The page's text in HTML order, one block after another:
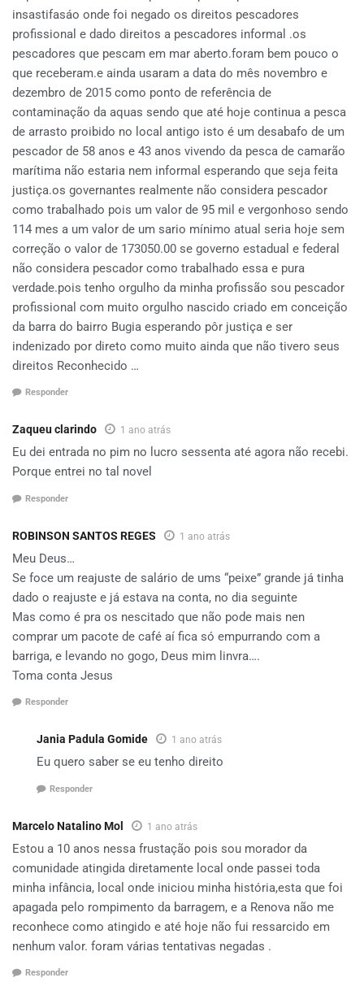
insastifasáo onde foi negado os direitos pescadores
profissional e dado direitos a pescadores informal .os
pescadores que pescam em mar aberto.foram bem pouco o
que receberam.e ainda usaram a data do mês novembro e
dezembro de 2015 como ponto de referência de
contaminação da aquas sendo que até hoje continua a pesca
de arrasto proibido no local antigo isto é um desabafo de um
pescador de 58 anos e 43 anos vivendo da pesca de camarão
marítima não estaria nem informal esperando que seja feita
justiça.os governantes realmente não considera pescador
como trabalhado pois um valor de 95 mil e vergonhoso sendo
114 mes a um valor de um sario mínimo atual seria hoje sem
correção o valor de 173050.00 se governo estadual e federal
não considera pescador como trabalhado essa e pura
verdade.pois tenho orgulho da minha profissão sou pescador
profissional com muito orgulho nascido criado em conceição
da barra do bairro Bugia esperando pôr justiça e ser
indenizado por direto como muito ainda que não tivero seus
direitos Reconhecido …
Responder
Zaqueu clarindo 1 ano atrás
Eu dei entrada no pim no lucro sessenta até agora não recebi.
Porque entrei no tal novel
Responder
ROBINSON SANTOS REGES 1 ano atrás
Meu Deus…
Se foce um reajuste de salário de ums “peixe” grande já tinha
dado o reajuste e já estava na conta, no dia seguinte
Mas como é pra os nescitado que não pode mais nen
comprar um pacote de café aí fica só empurrando com a
barriga, e levando no gogo, Deus mim linvra….
Toma conta Jesus
Responder
Jania Padula Gomide 1 ano atrás
Eu quero saber se eu tenho direito
Responder
Marcelo Natalino Mol 1 ano atrás
Estou a 10 anos nessa frustação pois sou morador da
comunidade atingida diretamente local onde passei toda
minha infância, local onde iniciou minha história,esta que foi
apagada pelo rompimento da barragem, e a Renova não me
reconhece como atingido e até hoje não fui ressarcido em
nenhum valor. foram várias tentativas negadas .
Responder